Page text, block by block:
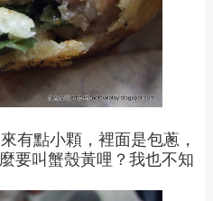
有點小顆，裡面是包蔥，
要叫蟹殼黃哩？我也不知